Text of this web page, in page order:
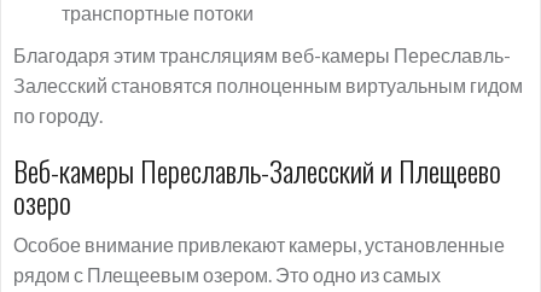
транспортные потоки
Благодаря этим трансляциям веб-камеры Переславль-
Залесский становятся полноценным виртуальным гидом
по городу.
Веб-камеры Переславль-Залесский и Плещеево
озеро
Особое внимание привлекают камеры, установленные
рядом с Плещеевым озером. Это одно из самых